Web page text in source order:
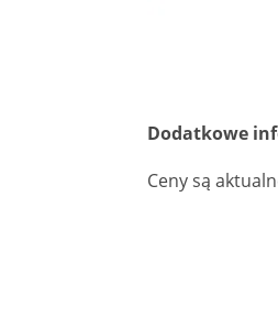
Dodatkowe
Ceny są